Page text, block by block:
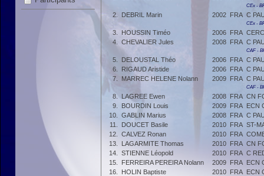
CEx -
2. DEBRIL Marin 2002 FRA C
CEx -
3. HOUSSIN Timéo 2006 FRA
4.
CHEVALIER Jules 2008 FRA C
CAF -
5. DELOUSTAL Théo 2006 FRA C
6.
RIGAUD Aristide 2006 FRA C
7.
MARREC HELENE Nolann 2009 FRA C
CAF -
8. LAGREE Ewen 2008 FRA CN
9.
BOURDIN Louis 2009 FRA ECN
10.
GABLIN Marius 2008 FRA C
11.
DOUCET Basile 2010 FRA ST-
12.
CALVEZ Ronan 2010 FRA
13.
LAGARMITE Thomas 2010 FRA CN
14.
STIENNE Léopold 2010 FRA C
15.
FERREIRA PEREIRA Nolann 2009 FRA ECN
16.
HOLIN Baptiste 2010 FRA ECN